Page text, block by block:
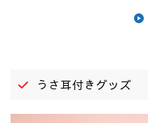
うさ耳付きグッズ